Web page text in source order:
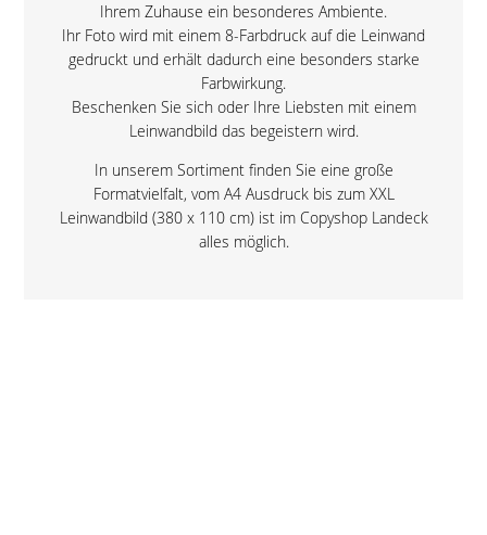
Ihrem Zuhause ein besonderes Ambiente.
Ihr Foto wird mit einem 8-Farbdruck auf die Leinwand
gedruckt und erhält dadurch eine besonders starke
Farbwirkung.
Beschenken Sie sich oder Ihre Liebsten mit einem
Leinwandbild das begeistern wird.
In unserem Sortiment finden Sie eine große
Formatvielfalt, vom A4 Ausdruck bis zum XXL
Leinwandbild (380 x 110 cm) ist im Copyshop Landeck
alles möglich.